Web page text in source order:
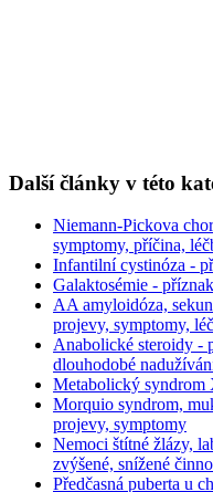
Další články v této
Niemann-Pickova
symptomy, příčina,
Infantilní cystinóza -
Galaktosémie -
AA amyloidóza,
projevy, symptomy,
Anabolické steroidy -
dlouhodobé
Metabolický syndrom
Morquio syndrom,
projevy, symptomy
Nemoci štítné žlázy,
zvýšené, snížené
Předčasná puberta u